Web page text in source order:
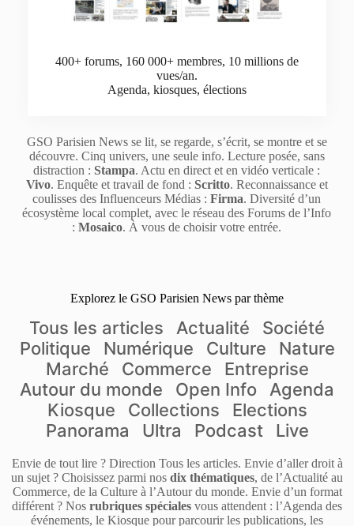
400+ forums, 160 000+ membres, 10 millions de
vues/an.
Agenda, kiosques, élections
GSO Parisien News se lit, se regarde, s’écrit, se montre et se
découvre. Cinq univers, une seule info. Lecture posée, sans
distraction : Stampa. Actu en direct et en vidéo verticale :
Vivo. Enquête et travail de fond : Scritto. Reconnaissance et
coulisses des Influenceurs Médias :Firma. Diversité d’un
écosystème local complet, avec le réseau des Forums de l’Info
:Mosaico. À vous de choisir votre entrée.
Explorez le GSO Parisien News par thème
Tous les articles Actualité
Société
Politique
Numérique Culture
Nature
Marché
Commerce
Entreprise
Autour du monde
Open Info
Agenda
Kiosque
Collections
Elections
Panorama
Ultra Podcast Live
Envie de tout lire ? Direction Tous les articles. Envie d’aller droit à
un sujet ? Choisissez parmi nos dix thématiques, de l’Actualité au
Commerce, de la Culture à l’Autour du monde. Envie d’un format
différent ? Nos rubriques spéciales vous attendent : l’Agenda des
événements, le Kiosque pour parcourir les publications, les